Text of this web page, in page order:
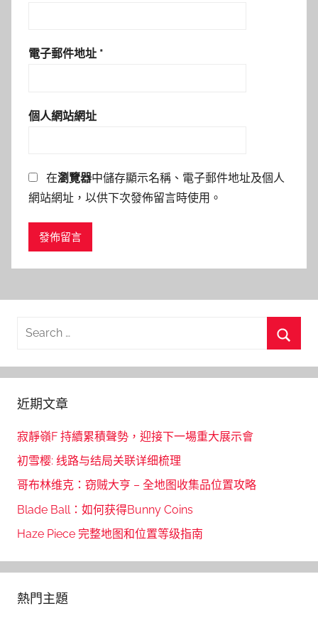
電子郵件地址 *
個人網站網址
在瀏覽器中儲存顯示名稱、電子郵件地址及個人
網站網址，以供下次發佈留言時使用。
Search
近期文章
寂靜嶺F 持續累積聲勢，迎接下一場重大展示會
初雪樱: 线路与结局关联详细梳理
哥布林维克：窃贼大亨 – 全地图收集品位置攻略
Blade Ball：如何获得Bunny Coins
Haze Piece 完整地图和位置等级指南
熱門主題